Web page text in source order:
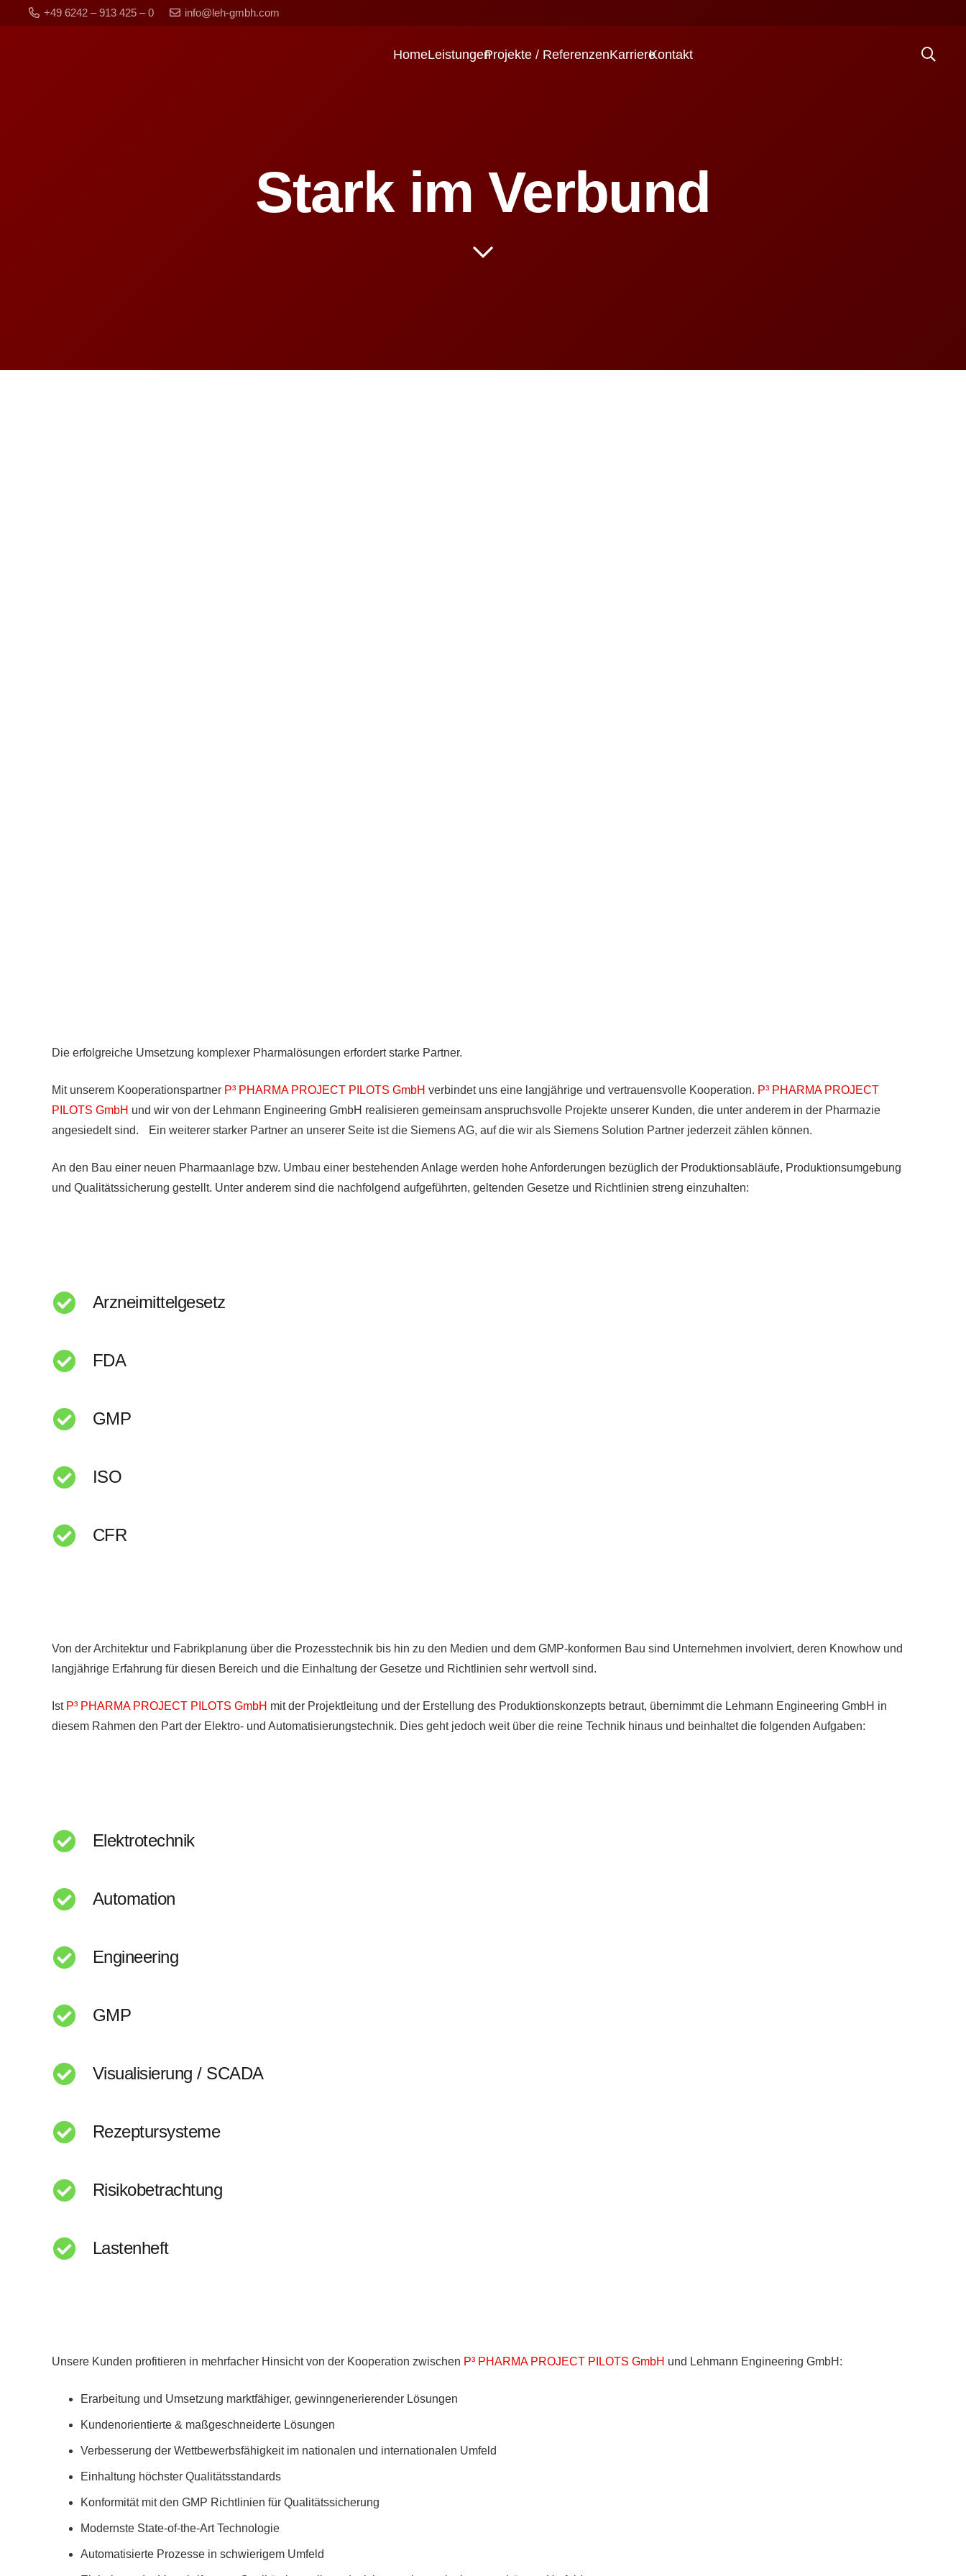
+49 6242 – 913 425 – 0 info@leh-gmbh.com
HomeLeistungenProjekte / ReferenzenKarriereKontakt
Stark im Verbund
Die erfolgreiche Umsetzung komplexer Pharmalösungen erfordert starke Partner.
Mit unserem Kooperationspartner P³ PHARMA PROJECT PILOTS GmbH verbindet uns eine langjährige und vertrauensvolle Kooperation. P³ PHARMA PROJECT
PILOTS GmbH und wir von der Lehmann Engineering GmbH realisieren gemeinsam anspruchsvolle Projekte unserer Kunden, die unter anderem in der Pharmazie
angesiedelt sind. Ein weiterer starker Partner an unserer Seite ist die Siemens AG, auf die wir als Siemens Solution Partner jederzeit zählen können.
An den Bau einer neuen Pharmaanlage bzw. Umbau einer bestehenden Anlage werden hohe Anforderungen bezüglich der Produktionsabläufe, Produktionsumgebung
und Qualitätssicherung gestellt. Unter anderem sind die nachfolgend aufgeführten, geltenden Gesetze und Richtlinien streng einzuhalten:
Arzneimittelgesetz
FDA
GMP
ISO
CFR
Von der Architektur und Fabrikplanung über die Prozesstechnik bis hin zu den Medien und dem GMP-konformen Bau sind Unternehmen involviert, deren Knowhow und
langjährige Erfahrung für diesen Bereich und die Einhaltung der Gesetze und Richtlinien sehr wertvoll sind.
Ist P³ PHARMA PROJECT PILOTS GmbH mit der Projektleitung und der Erstellung des Produktionskonzepts betraut, übernimmt die Lehmann Engineering GmbH in
diesem Rahmen den Part der Elektro- und Automatisierungstechnik. Dies geht jedoch weit über die reine Technik hinaus und beinhaltet die folgenden Aufgaben:
Elektrotechnik
Automation
Engineering
GMP
Visualisierung / SCADA
Rezeptursysteme
Risikobetrachtung
Lastenheft
Unsere Kunden profitieren in mehrfacher Hinsicht von der Kooperation zwischen P³ PHARMA PROJECT PILOTS GmbH und Lehmann Engineering GmbH:
Erarbeitung und Umsetzung marktfähiger, gewinngenerierender Lösungen
Kundenorientierte & maßgeschneiderte Lösungen
Verbesserung der Wettbewerbsfähigkeit im nationalen und internationalen Umfeld
Einhaltung höchster Qualitätsstandards
Konformität mit den GMP Richtlinien für Qualitätssicherung
Modernste State-of-the-Art Technologie
Automatisierte Prozesse in schwierigem Umfeld